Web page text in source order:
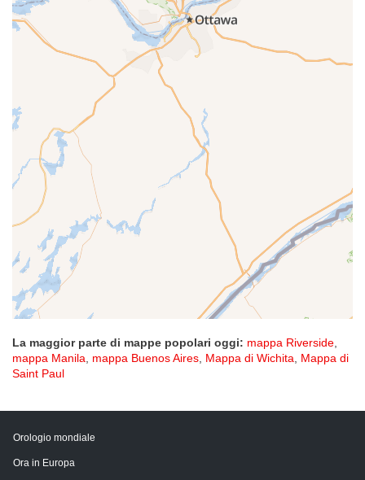
La maggior parte di mappe popolari oggi: mappa Riverside,
mappa Manila, mappa Buenos Aires, Mappa di Wichita, Mappa di
Saint Paul
Orologio mondiale
Ora in Europa